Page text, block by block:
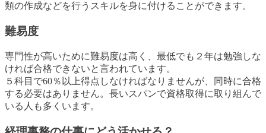
類の作成などを行うスキルを身に付けることができます。
難易度
専門性が高いために難易度は高く、最低でも２年は勉強しな
ければ合格できないと言われています。
５科目で60％以上得点しなければなりませんが、同時に合格
する必要はありません。長いスパンで資格取得に取り組んで
いる人も多くいます。